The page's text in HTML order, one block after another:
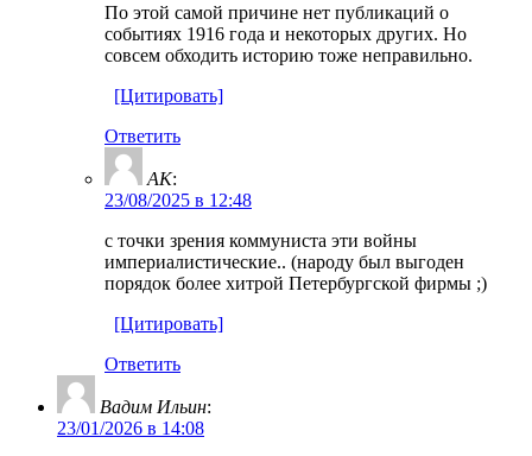
По этой самой причине нет публикаций о
событиях 1916 года и некоторых других. Но
совсем обходить историю тоже неправильно.
[Цитировать]
Ответить
AK:
23/08/2025 в 12:48
с точки зрения коммуниста эти войны
империалистические.. (народу был выгоден
порядок более хитрой Петербургской фирмы ;)
[Цитировать]
Ответить
Вадим Ильин:
23/01/2026 в 14:08